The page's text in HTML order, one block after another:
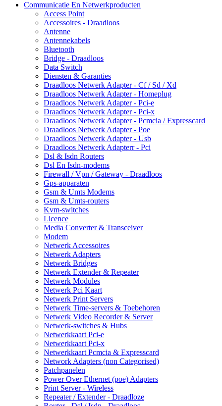
Communicatie En Netwerkproducten
Access Point
Accessoires - Draadloos
Antenne
Antennekabels
Bluetooth
Bridge - Draadloos
Data Switch
Diensten & Garanties
Draadloos Netwerk Adapter - Cf / Sd / Xd
Draadloos Netwerk Adapter - Homeplug
Draadloos Netwerk Adapter - Pci-e
Draadloos Netwerk Adapter - Pci-x
Draadloos Netwerk Adapter - Pcmcia / Expresscard
Draadloos Netwerk Adapter - Poe
Draadloos Netwerk Adapter - Usb
Draadloos Netwerk Adapterr - Pci
Dsl & Isdn Routers
Dsl En Isdn-modems
Firewall / Vpn / Gateway - Draadloos
Gps-apparaten
Gsm & Umts Modems
Gsm & Umts-routers
Kvm-switches
Licence
Media Converter & Transceiver
Modem
Netwerk Accessoires
Netwerk Adapters
Netwerk Bridges
Netwerk Extender & Repeater
Netwerk Modules
Netwerk Pci Kaart
Netwerk Print Servers
Netwerk Time-servers & Toebehoren
Netwerk Video Recorder & Server
Netwerk-switches & Hubs
Netwerkkaart Pci-e
Netwerkkaart Pci-x
Netwerkkaart Pcmcia & Expresscard
Network Adapters (non Categorised)
Patchpanelen
Power Over Ethernet (poe) Adapters
Print Server - Wireless
Repeater / Extender - Draadloze